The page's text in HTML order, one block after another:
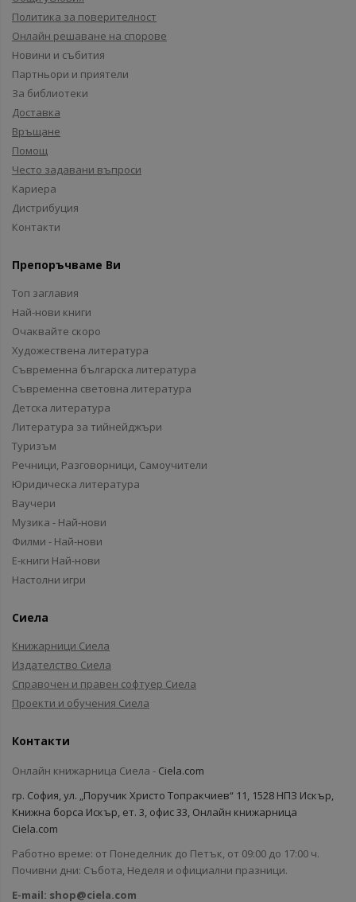
Политика за поверителност
Онлайн решаване на спорове
Новини и събития
Партньори и приятели
За библиотеки
Доставка
Връщане
Помощ
Често задавани въпроси
Кариера
Дистрибуция
Контакти
Препоръчваме Ви
Топ заглавия
Най-нови книги
Очаквайте скоро
Художествена литература
Съвременна българска литература
Съвременна световна литература
Детска литература
Литература за тийнейджъри
Туризъм
Речници, Разговорници, Самоучители
Юридическа литература
Ваучери
Музика - Най-нови
Филми - Най-нови
Е-книги Най-нови
Настолни игри
Сиела
Книжарници Сиела
Издателство Сиела
Справочен и правен софтуер Сиела
Проекти и обучения Сиела
Контакти
Онлайн книжарница Сиела - Ciela.com
гр. София, ул. „Поручик Христо Топракчиев“ 11, 1528 НПЗ Искър,
Книжна борса Искър, ет. 3, офис 33, Онлайн книжарница
Ciela.com
Работно време: от Понеделник до Петък, от 09:00 до 17:00 ч.
Почивни дни: Събота, Неделя и официални празници.
E-mail: shop@ciela.com